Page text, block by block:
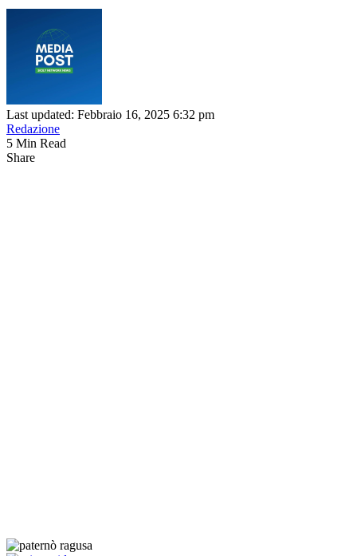
Last updated: Febbraio 16, 2025 6:32 pm
Redazione
5 Min Read
Share